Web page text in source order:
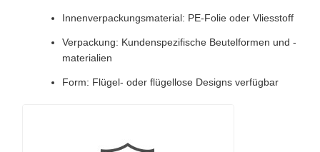
Innenverpackungsmaterial: PE-Folie oder Vliesstoff
Verpackung: Kundenspezifische Beutelformen und -
materialien
Form: Flügel- oder flügellose Designs verfügbar